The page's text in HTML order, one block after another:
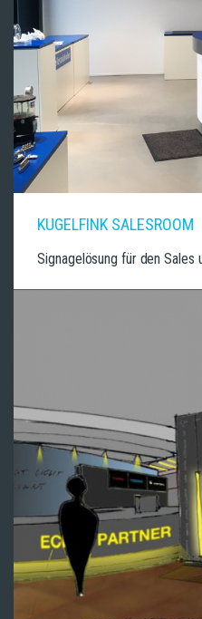
KUGELFINK SALESROOM
Signagelösung für den Sales